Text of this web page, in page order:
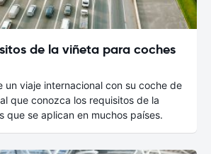
de la viñeta para coches
un viaje internacional con su coche de
que conozca los requisitos de la
que se aplican en muchos países.